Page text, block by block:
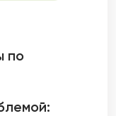
по